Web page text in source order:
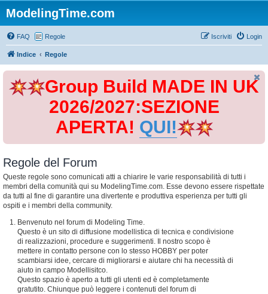
ModelingTime.com
FAQ Regole Login
Iscriviti
Indice Regole
Group Build MADE IN UK
2026/2027:SEZIONE
APERTA! QUI!
Regole del Forum
Queste regole sono comunicati atti a chiarire le varie responsabilità di tutti i
membri della comunità qui su ModelingTime.com. Esse devono essere rispettate
da tutti al fine di garantire una divertente e produttiva esperienza per tutti gli
ospiti e i membri della community.
Benvenuto nel forum di Modeling Time.
Questo è un sito di diffusione modellistica di tecnica e condivisione
di realizzazioni, procedure e suggerimenti. Il nostro scopo è
mettere in contatto persone con lo stesso HOBBY per poter
scambiarsi idee, cercare di migliorarsi e aiutare chi ha necessità di
aiuto in campo Modellisitco.
Questo spazio è aperto a tutti gli utenti ed è completamente
gratutito. Chiunque può leggere i contenuti del forum di